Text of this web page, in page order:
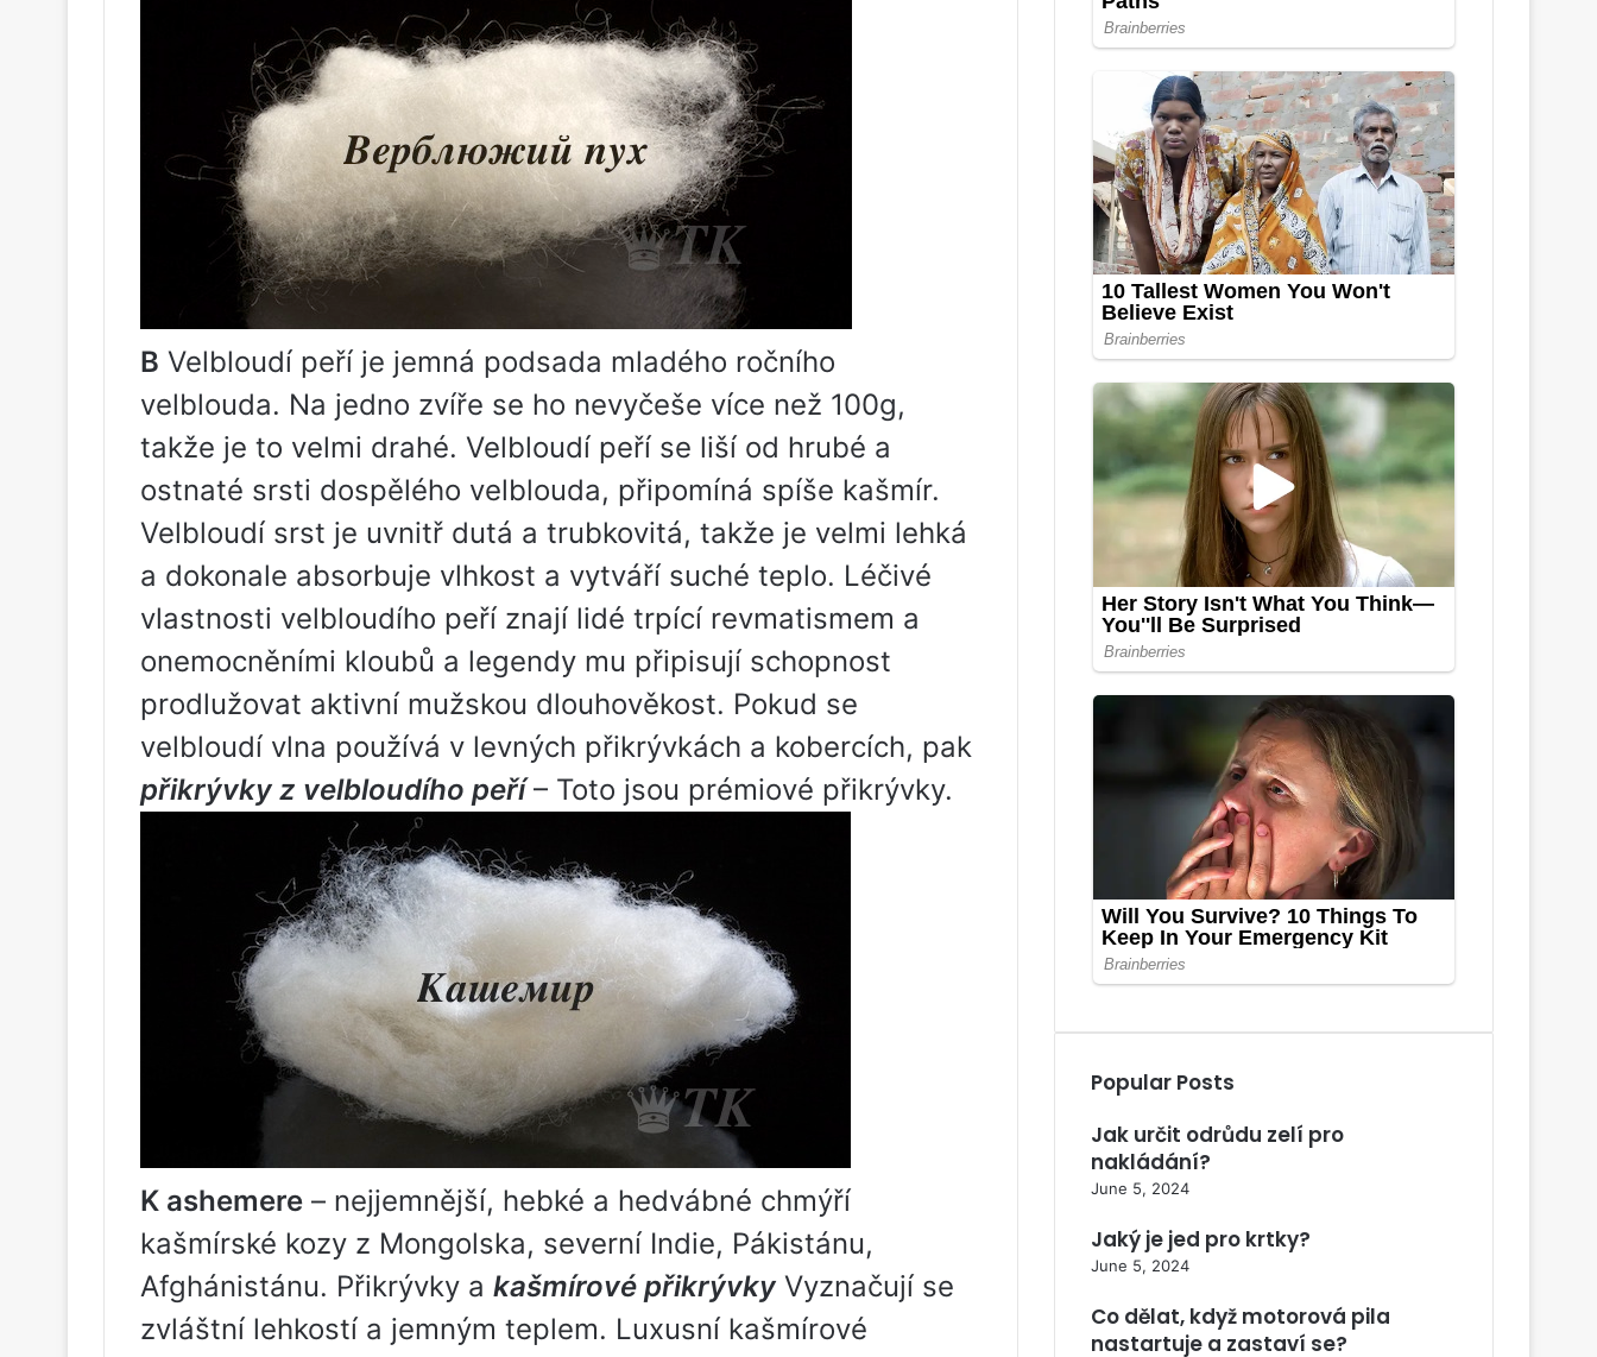
В Velbloudí peří je jemná podsada mladého ročního
velblouda. Na jedno zvíře se ho nevyčeše více než 100g,
takže je to velmi drahé. Velbloudí peří se liší od hrubé a
ostnaté srsti dospělého velblouda, připomíná spíše kašmír.
Velbloudí srst je uvnitř dutá a trubkovitá, takže je velmi lehká
a dokonale absorbuje vlhkost a vytváří suché teplo. Léčivé
vlastnosti velbloudího peří znají lidé trpící revmatismem a
onemocněními kloubů a legendy mu připisují schopnost
prodlužovat aktivní mužskou dlouhověkost. Pokud se
velbloudí vlna používá v levných přikrývkách a kobercích, pak
přikrývky z velbloudího peří – Toto jsou prémiové přikrývky.
K ashemere – nejjemnější, hebké a hedvábné chmýří
kašmírské kozy z Mongolska, severní Indie, Pákistánu,
Afghánistánu. Přikrývky a kašmírové přikrývky Vyznačují se
zvláštní lehkostí a jemným teplem. Luxusní kašmírové
Popular Posts
Jak určit odrůdu zelí pro
nakládání?
June 5, 2024
Jaký je jed pro krtky?
June 5, 2024
Co dělat, když motorová pila
nastartuje a zastaví se?